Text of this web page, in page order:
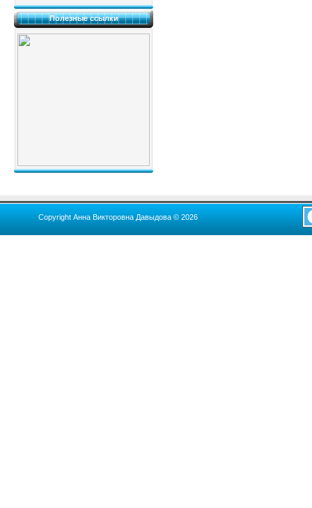
Полезные ссылки
Copyright Анна Викторовна Давыдова © 2026